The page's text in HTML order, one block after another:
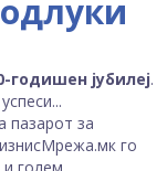
годишен јубилеј.
пазарот за
го